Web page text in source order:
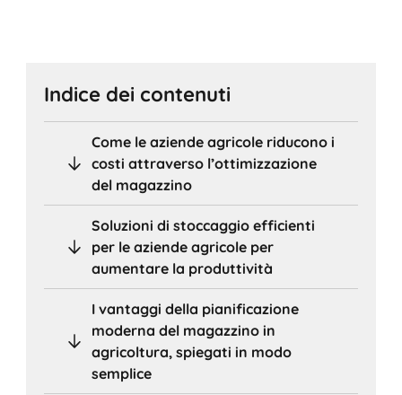
Indice dei contenuti
Come le aziende agricole riducono i
costi attraverso l’ottimizzazione
del magazzino
Soluzioni di stoccaggio efficienti
per le aziende agricole per
aumentare la produttività
I vantaggi della pianificazione
moderna del magazzino in
agricoltura, spiegati in modo
semplice